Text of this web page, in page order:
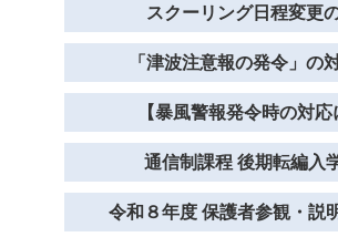
スクーリング日程変更
「津波注意報の発令」の
【暴風警報発令時の対応
通信制課程 後期転編入
令和８年度 保護者参観・説